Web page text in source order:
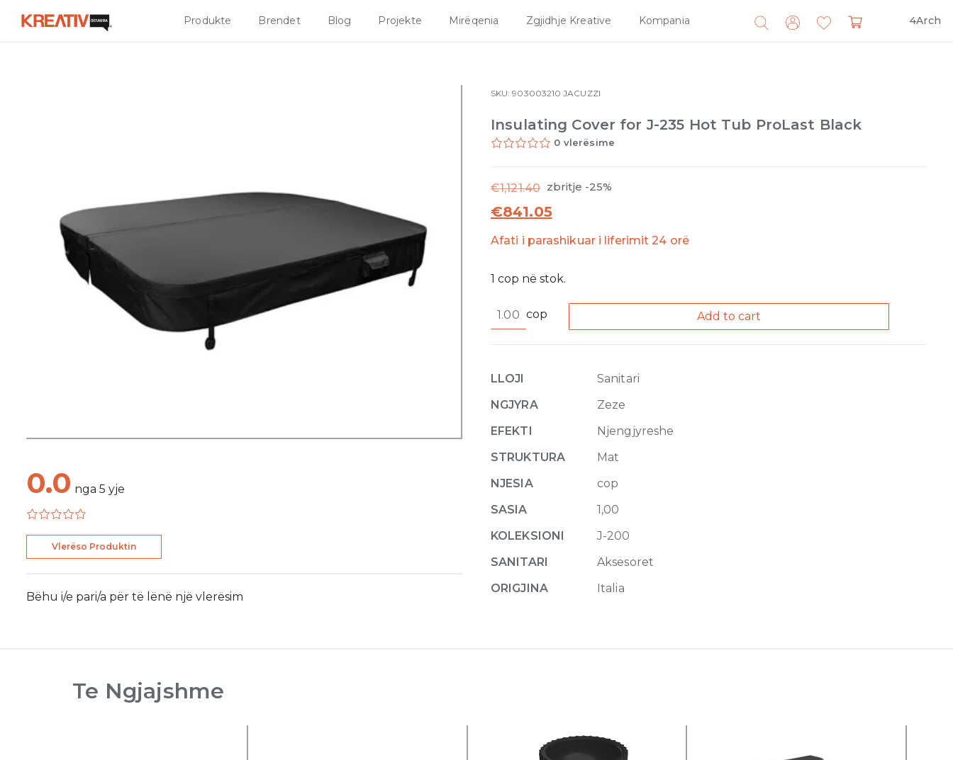
Produkte Brendet Blog Projekte Mirëqenia Zgjidhje Kreative Kompania 4Arch
Search
for:
0.0 nga 5 yje
Vlerëso Produktin
Bëhu i/e pari/a për të lënë një vlerësim
SKU:903003210 JACUZZI
Insulating Cover for J-235 Hot Tub ProLast Black
0 vlerësime
€1,121.40 zbritje -25%
€841.05
Afati i parashikuar i liferimit 24 orë
1 cop në stok.
Cover
Hot
Tub
Black
quantity
cop Add to cart
LLOJI
Sanitari
NGJYRA
Zeze
EFEKTI
Njengjyreshe
STRUKTURA
Mat
NJESIA
cop
SASIA
1,00
KOLEKSIONI
J-200
SANITARI
Aksesoret
ORIGJINA
Italia
Te Ngjajshme